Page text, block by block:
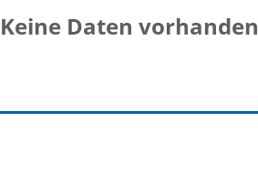
Keine Daten vorhanden